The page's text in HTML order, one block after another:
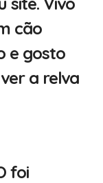
cão
e gosto
a relva
foi